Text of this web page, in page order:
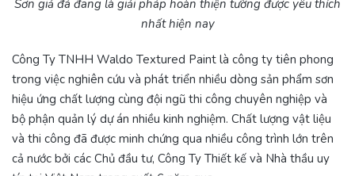
Sơn giả đá đang là giải pháp hoàn thiện tường được yêu thích
nhất hiện nay
Công Ty TNHH Waldo Textured Paint là công ty tiên phong
trong việc nghiên cứu và phát triển nhiều dòng sản phẩm sơn
hiệu ứng chất lượng cùng đội ngũ thi công chuyên nghiệp và
bộ phận quản lý dự án nhiều kinh nghiệm. Chất lượng vật liệu
và thi công đã được minh chứng qua nhiều công trình lớn trên
cả nước bởi các Chủ đầu tư, Công Ty Thiết kế và Nhà thầu uy